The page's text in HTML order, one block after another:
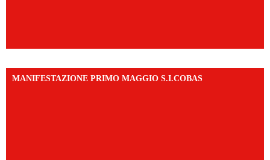
MANIFESTAZIONE PRIMO MAGGIO S.I.COBAS